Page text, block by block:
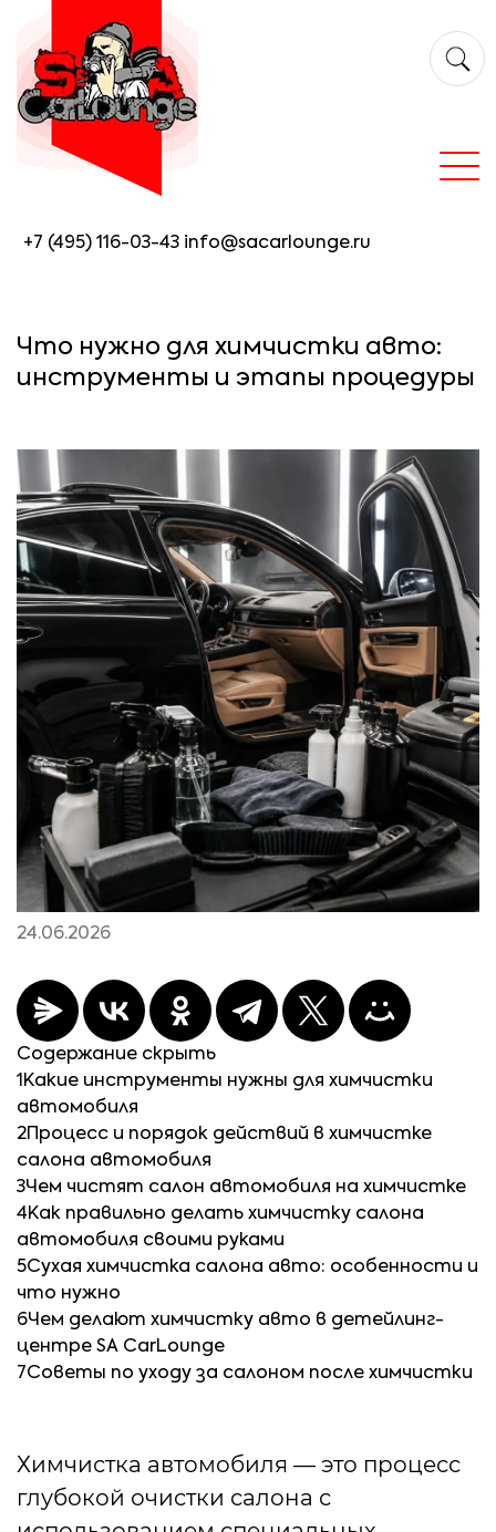
+7 (495) 116-03-43 info@sacarlounge.ru
Что нужно для химчистки авто:
инструменты и этапы процедуры
24.06.2026
Содержание скрыть
1 Какие инструменты нужны для химчистки
автомобиля
2 Процесс и порядок действий в химчистке
салона автомобиля
3Чем чистят салон автомобиля на химчистке
4Как правильно делать химчистку салона
автомобиля своими руками
5Сухая химчистка салона авто: особенности и
что нужно
6Чем делают химчистку авто в детейлинг-
центре SA CarLounge
7Советы по уходу за салоном после химчистки
Химчистка автомобиля — это процесс
глубокой очистки салона с